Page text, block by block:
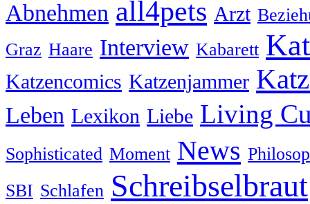
Abnehmen all4pets Arzt
Graz Haare Interview Kabarett
Katzencomics Katzenjammer
Leben Lexikon Liebe Living
Sophisticated Moment News
SBI Schlafen Schreibselbraut